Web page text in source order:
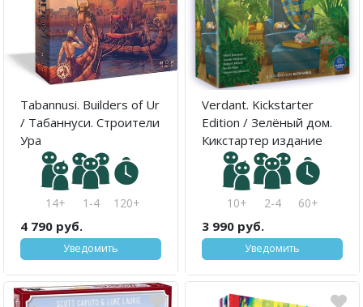
Tabannusi. Builders of Ur
/ Табаннуси. Строители
Ура
14+ 1-4 120+
4 790 руб.
Уведомить
Verdant. Kickstarter
Edition / Зелёный дом.
Кикстартер издание
10+ 2-4 60+
3 990 руб.
Уведомить